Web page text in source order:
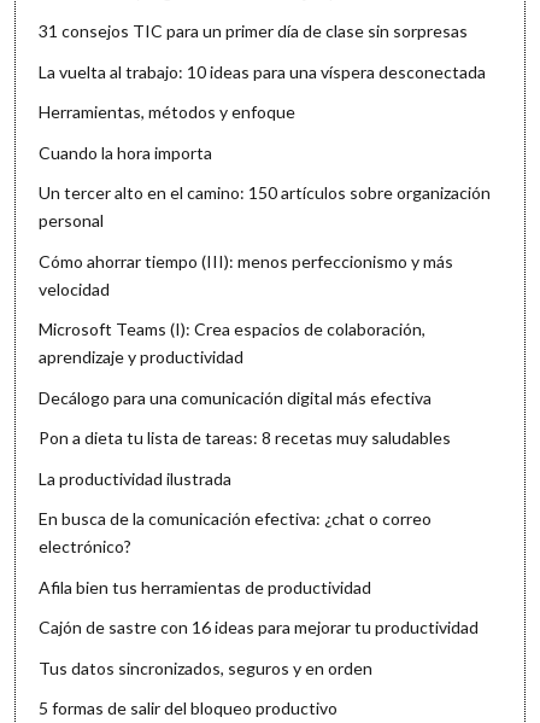
31 consejos TIC para un primer día de clase sin sorpresas
La vuelta al trabajo: 10 ideas para una víspera desconectada
Herramientas, métodos y enfoque
Cuando la hora importa
Un tercer alto en el camino: 150 artículos sobre organización
personal
Cómo ahorrar tiempo (III): menos perfeccionismo y más
velocidad
Microsoft Teams (I): Crea espacios de colaboración,
aprendizaje y productividad
Decálogo para una comunicación digital más efectiva
Pon a dieta tu lista de tareas: 8 recetas muy saludables
La productividad ilustrada
En busca de la comunicación efectiva: ¿chat o correo
electrónico?
Afila bien tus herramientas de productividad
Cajón de sastre con 16 ideas para mejorar tu productividad
Tus datos sincronizados, seguros y en orden
5 formas de salir del bloqueo productivo